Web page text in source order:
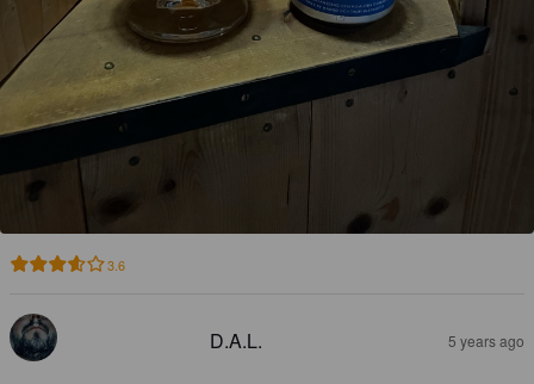
3.6
D.A.L. 5 years ago